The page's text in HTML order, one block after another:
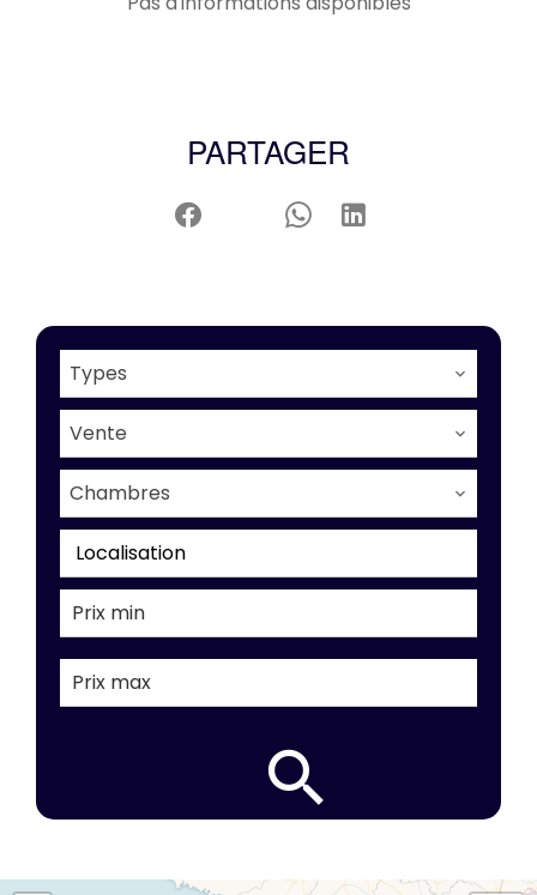
PARTAGER
Types
Vente
Chambres
Localisation